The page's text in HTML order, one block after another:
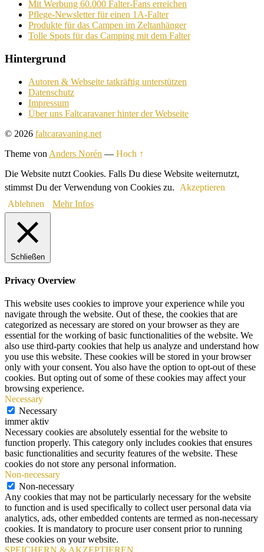
Mit Werbung 60.000 Falter-Fans erreichen
Pflege-Newsletter für einen 1A-Falter
Produkte für das Campen im Zeltanhänger
Tolle Spots für das Camping mit dem Falter
Hintergrund
Autoren & Webseite tatkräftig unterstützen
Datenschutz
Impressum
Über uns Faltcaravaner hinter der Webseite
© 2026 faltcaravaning.net
Theme von Anders Norén — Hoch ↑
Die Website nutzt Cookies. Falls Du diese Website weiternutzt,
stimmst Du der Verwendung von Cookies zu.
Akzeptieren
Ablehnen
Mehr Infos
Schließen
Privacy Overview
This website uses cookies to improve your experience while you
navigate through the website. Out of these, the cookies that are
categorized as necessary are stored on your browser as they are
essential for the working of basic functionalities of the website. We
also use third-party cookies that help us analyze and understand how
you use this website. These cookies will be stored in your browser
only with your consent. You also have the option to opt-out of these
cookies. But opting out of some of these cookies may affect your
browsing experience.
Necessary
Necessary
immer aktiv
Necessary cookies are absolutely essential for the website to
function properly. This category only includes cookies that ensures
basic functionalities and security features of the website. These
cookies do not store any personal information.
Non-necessary
Non-necessary
Any cookies that may not be particularly necessary for the website
to function and is used specifically to collect user personal data via
analytics, ads, other embedded contents are termed as non-necessary
cookies. It is mandatory to procure user consent prior to running
these cookies on your website.
SPEICHERN & AKZEPTIEREN